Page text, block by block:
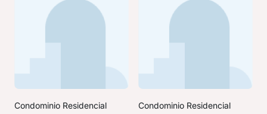
Condominio Residencial
Condominio Residencial